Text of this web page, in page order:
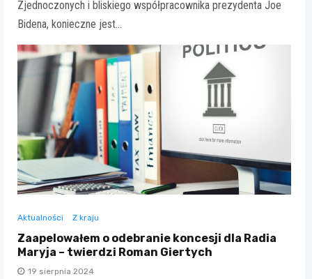
Zjednoczonych i bliskiego współpracownika prezydenta Joe
Bidena, konieczne jest…
Aktualności Z kraju
Zaapelowałem o odebranie koncesji dla Radia
Maryja – twierdzi Roman Giertych
19 sierpnia 2024